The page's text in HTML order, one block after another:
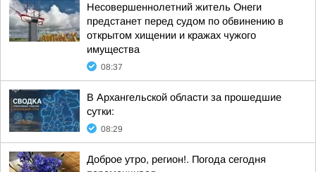
Несовершеннолетний житель Онеги
предстанет перед судом по обвинению в
открытом хищении и кражах чужого
имущества
08:37
В Архангельской области за прошедшие
сутки:
08:29
Доброе утро, регион!. Погода сегодня